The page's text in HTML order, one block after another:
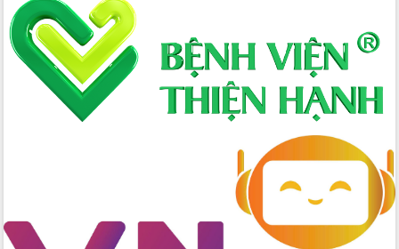
Lấy ý kiến điều chỉnh Quy hoạch tỉnh
Đắk Lắk thời kỳ 2021-2030, tầm nhìn
đến năm 2050
Phát động chiến dịch 30 ngày đêm
giải phóng mặt bằng Tuyến đường bộ
Đắk Lắk nỗ lực thúc đẩy tăng trưởng
với Tập đoàn Bưu chính Viễn thông
Việt Nam